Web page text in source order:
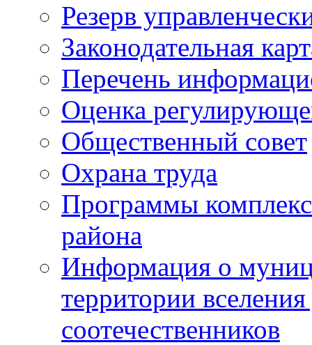
Резерв
Законодательная
Перечень
Оценка
Общественный совет
Охрана труда
Программы
района
Информация о
территории
соотечественников